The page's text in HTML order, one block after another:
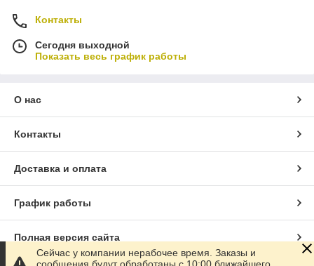
Контакты
Сегодня выходной
Показать весь график работы
О нас
Контакты
Доставка и оплата
График работы
Полная версия сайта
Сейчас у компании нерабочее время. Заказы и